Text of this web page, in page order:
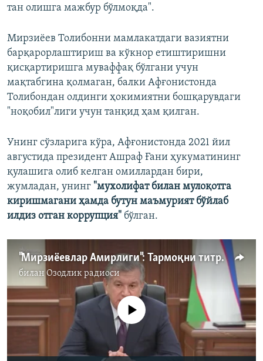
тан олишга мажбур бўлмоқда".
Мирзиёев Толибонни мамлакатдаги вазиятни
барқарорлаштириш ва кўкнор етиштиришни
қисқартиришга муваффақ бўлгани учун
мақтабгина қолмаган, балки Афғонистонда
Толибондан олдинги ҳокимиятни бошқарувдаги
"ноқобил"лиги учун танқид ҳам қилган.
Унинг сўзларига кўра, Афғонистонда 2021 йил
августида президент Ашраф Ғани ҳукуматининг
қулашига олиб келган омиллардан бири,
жумладан, унинг "мухолифат билан мулоқотга
киришмагани ҳамда бутун маъмурият бўйлаб
илдиз отган коррупция" бўлган.
"Мирзиёевлар Амирлиги": Тармоқни титратган Озодлик суриштируви
билан Озодлик радиоси
Айни дамда медиа-манба мавжуд эмас